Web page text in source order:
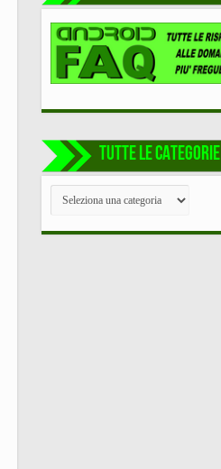
TUTTE LE CATEGORIE
TUTTE
CATEGORIE